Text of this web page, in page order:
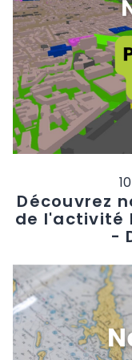
Découvrez
de l'activité
-